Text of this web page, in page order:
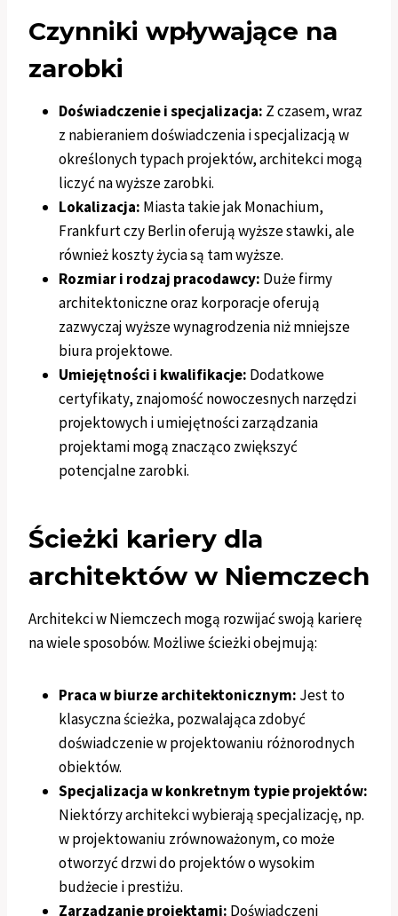
Czynniki wpływające na
zarobki
Doświadczenie i specjalizacja: Z czasem, wraz
z nabieraniem doświadczenia i specjalizacją w
określonych typach projektów, architekci mogą
liczyć na wyższe zarobki.
Lokalizacja: Miasta takie jak Monachium,
Frankfurt czy Berlin oferują wyższe stawki, ale
również koszty życia są tam wyższe.
Rozmiar i rodzaj pracodawcy: Duże firmy
architektoniczne oraz korporacje oferują
zazwyczaj wyższe wynagrodzenia niż mniejsze
biura projektowe.
Umiejętności i kwalifikacje: Dodatkowe
certyfikaty, znajomość nowoczesnych narzędzi
projektowych i umiejętności zarządzania
projektami mogą znacząco zwiększyć
potencjalne zarobki.
Ścieżki kariery dla
architektów w Niemczech
Architekci w Niemczech mogą rozwijać swoją karierę
na wiele sposobów. Możliwe ścieżki obejmują:
Praca w biurze architektonicznym: Jest to
klasyczna ścieżka, pozwalająca zdobyć
doświadczenie w projektowaniu różnorodnych
obiektów.
Specjalizacja w konkretnym typie projektów:
Niektórzy architekci wybierają specjalizację, np.
w projektowaniu zrównoważonym, co może
otworzyć drzwi do projektów o wysokim
budżecie i prestiżu.
Zarządzanie projektami: Doświadczeni